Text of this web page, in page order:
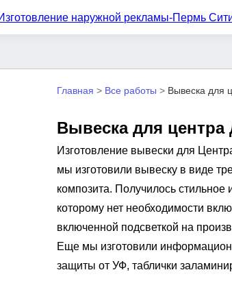
Главная > Все работы > Вывеска для
Вывеска для центра
Изготовление вывески для
мы изготовили вывеску в виде
композита. Получилось
которому нет необходимости
включенной подсветкой на
Еще мы изготовили
защиты от УФ, таблички